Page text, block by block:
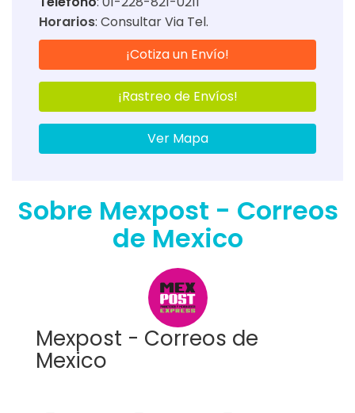
Horarios: Consultar Via Tel.
¡Cotiza un Envío!
¡Rastreo de Envíos!
Ver Mapa
Sobre Mexpost - Correos
de Mexico
Mexpost - Correos de
Mexico